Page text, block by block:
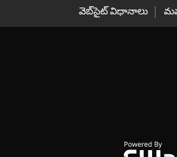
వెబ్‌సైట్ విధానాలు